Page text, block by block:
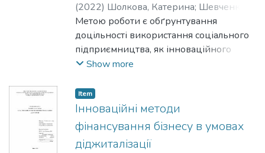
(2022) Шолкова, Катерина; Шевченко,
Олена
Метою роботи є обґрунтування
доцільності використання соціального
підприємництва, як інноваційного
інструменту для соціально
Show more
Item
Інноваційні методи
фінансування бізнесу в умовах
діджиталізації